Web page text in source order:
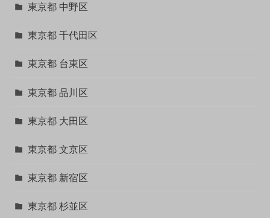
東京都 中野区
東京都 千代田区
東京都 台東区
東京都 品川区
東京都 大田区
東京都 文京区
東京都 新宿区
東京都 杉並区